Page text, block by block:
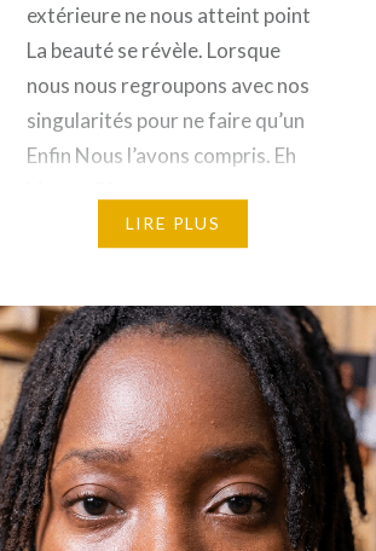
extérieure ne nous atteint point
La beauté se révèle. Lorsque
nous nous regroupons avec nos
singularités pour ne faire qu’un
Enfin Nous l’avons compris. Eh
décidé de décoloniser les
LIRE PLUS